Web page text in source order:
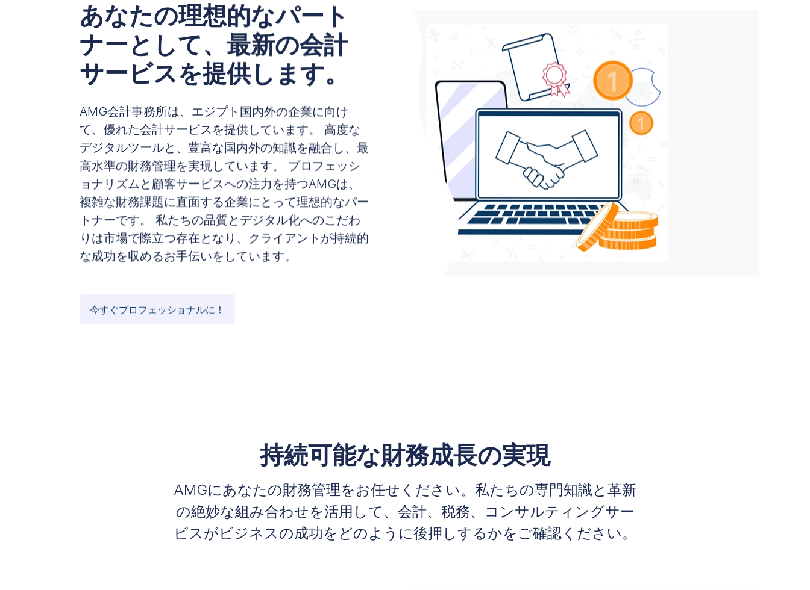
あなたの理想的なパート
ナーとして、最新の会計
サービスを提供します。
AMG会計事務所は、エジプト国内外の企業に向け
て、優れた会計サービスを提供しています。 高度な
デジタルツールと、豊富な国内外の知識を融合し、最
高水準の財務管理を実現しています。 プロフェッシ
ョナリズムと顧客サービスへの注力を持つAMGは、
複雑な財務課題に直面する企業にとって理想的なパー
トナーです。 私たちの品質とデジタル化へのこだわ
りは市場で際立つ存在となり、クライアントが持続的
な成功を収めるお手伝いをしています。
今すぐプロフェッショナルに！
持続可能な財務成長の実現
AMGにあなたの財務管理をお任せください。私たちの専門知識と革新
の絶妙な組み合わせを活用して、会計、税務、コンサルティングサー
ビスがビジネスの成功をどのように後押しするかをご確認ください。